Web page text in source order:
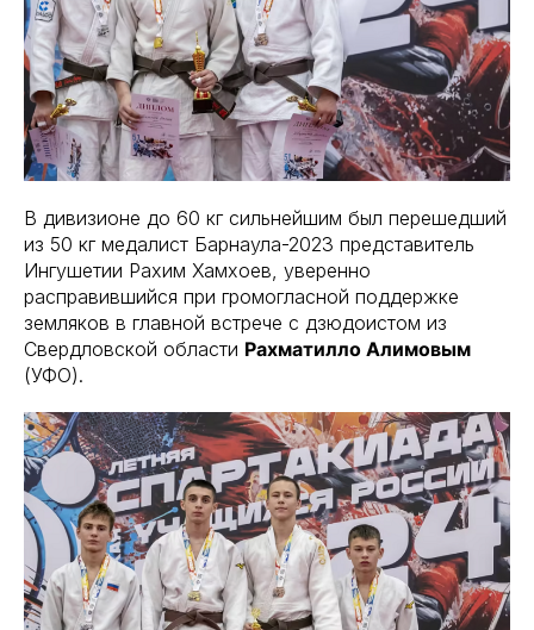
В дивизионе до 60 кг сильнейшим был перешедший
из 50 кг медалист Барнаула-2023 представитель
Ингушетии Рахим Хамхоев, уверенно
расправившийся при громогласной поддержке
земляков в главной встрече с дзюдоистом из
Свердловской области Рахматилло Алимовым
(УФО).